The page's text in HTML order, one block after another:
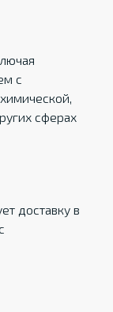
с
сферах
доставку в